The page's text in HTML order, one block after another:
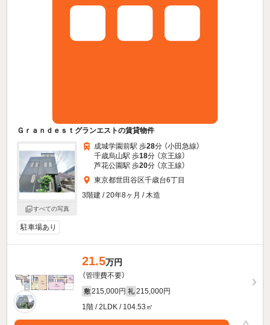
Ｇｒａｎｄｅｓｔグランエストの賃貸物件
すべての写真
成城学園前駅 歩28分 （小田急線）
千歳烏山駅 歩18分 （京王線）
芦花公園駅 歩20分 （京王線）
東京都世田谷区千歳台6丁目
3階建 / 20年8ヶ月 / 木造
駐車場あり
21.5万円
（管理費不要）
敷 215,000円 礼 215,000円
1階 / 2LDK / 104.53㎡